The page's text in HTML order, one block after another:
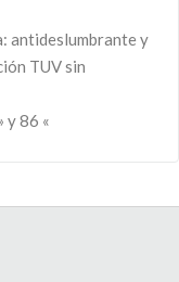
antideslumbrante y
TUV sin
y 86 «